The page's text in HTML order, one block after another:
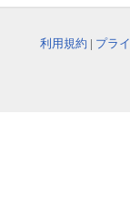
利用規約 | プラ